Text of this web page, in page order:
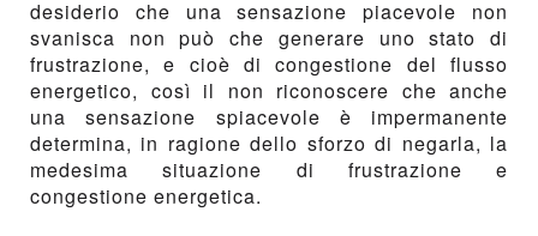
desiderio che una sensazione piacevole non
svanisca non può che generare uno stato di
frustrazione, e cioè di congestione del flusso
energetico, così il non riconoscere che anche
una sensazione spiacevole è impermanente
determina, in ragione dello sforzo di negarla, la
medesima situazione di frustrazione e
congestione energetica.